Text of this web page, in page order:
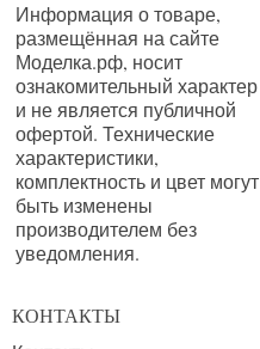
Информация о товаре,
размещённая на сайте
Моделка.рф, носит
ознакомительный характер
и не является публичной
офертой. Технические
характеристики,
комплектность и цвет могут
быть изменены
производителем без
уведомления.
КОНТАКТЫ